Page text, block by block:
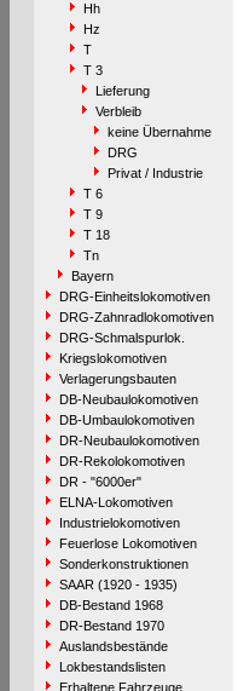
Hh
Hz
T
T 3
Lieferung
Verbleib
keine Übernahme
DRG
Privat / Industrie
T 6
T 9
T 18
Tn
Bayern
DRG-Einheitslokomotiven
DRG-Zahnradlokomotiven
DRG-Schmalspurlok.
Kriegslokomotiven
Verlagerungsbauten
DB-Neubaulokomotiven
DB-Umbaulokomotiven
DR-Neubaulokomotiven
DR-Rekolokomotiven
DR - "6000er"
ELNA-Lokomotiven
Industrielokomotiven
Feuerlose Lokomotiven
Sonderkonstruktionen
SAAR (1920 - 1935)
DB-Bestand 1968
DR-Bestand 1970
Auslandsbestände
Lokbestandslisten
Erhaltene Fahrzeuge